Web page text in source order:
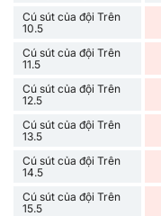
Cú sút của đội Trên
10.5
Cú sút của đội Trên
11.5
Cú sút của đội Trên
12.5
Cú sút của đội Trên
13.5
Cú sút của đội Trên
14.5
Cú sút của đội Trên
15.5